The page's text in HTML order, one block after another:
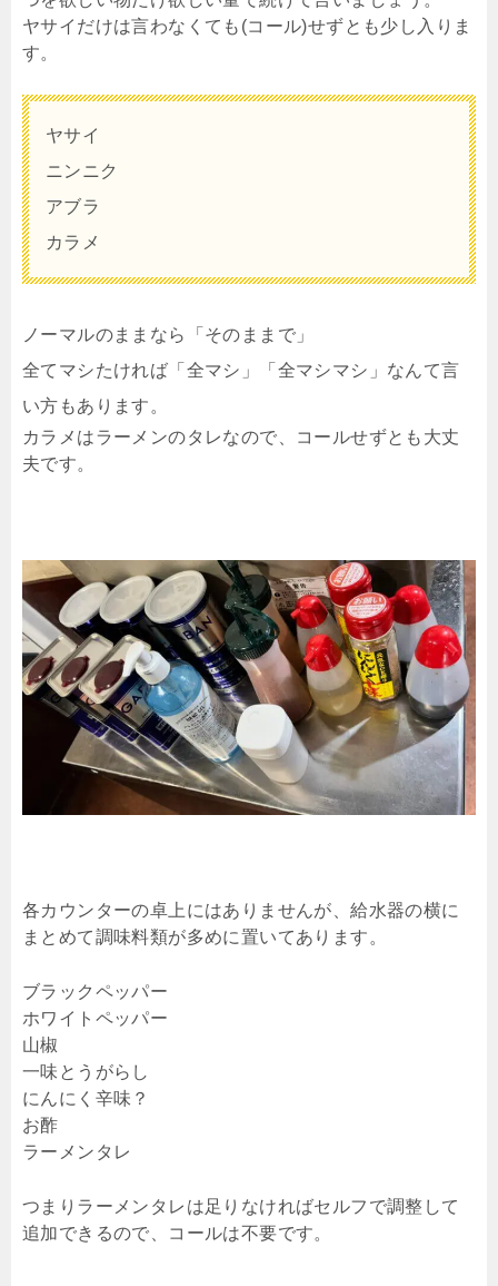
ヤサイだけは言わなくても(コール)せずとも少し入りま
す。
ヤサイ
ニンニク
アブラ
カラメ
ノーマルのままなら「そのままで」
全てマシたければ「全マシ」「全マシマシ」なんて言
い方もあります。
カラメはラーメンのタレなので、コールせずとも大丈
夫です。
各カウンターの卓上にはありませんが、給水器の横に
まとめて調味料類が多めに置いてあります。
ブラックペッパー
ホワイトペッパー
山椒
一味とうがらし
にんにく辛味？
お酢
ラーメンタレ
つまりラーメンタレは足りなければセルフで調整して
追加できるので、コールは不要です。